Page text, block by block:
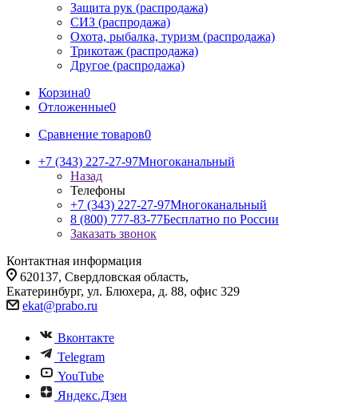
Защита рук (распродажа)
СИЗ (распродажа)
Охота, рыбалка, туризм (распродажа)
Трикотаж (распродажа)
Другое (распродажа)
Корзина0
Отложенные0
Сравнение товаров0
+7 (343) 227-27-97Многоканальный
Назад
Телефоны
+7 (343) 227-27-97Многоканальный
8 (800) 777-83-77Бесплатно по России
Заказать звонок
Контактная информация
620137, Свердловская область,
Екатеринбург, ул. Блюхера, д. 88, офис 329
ekat@prabo.ru
Вконтакте
Telegram
YouTube
Яндекс.Дзен